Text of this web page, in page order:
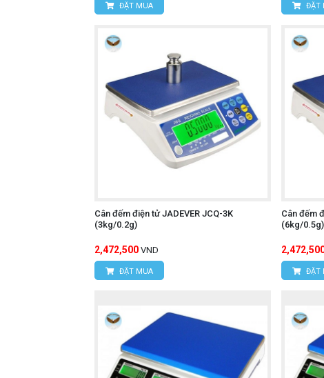
ĐẶT MUA ĐẶT
Cân đếm điện tử JADEVER JCQ-3K
(3kg/0.2g)
2,472,500 VND
ĐẶT MUA
Cân đếm
(6kg/0.5g)
ĐẶT